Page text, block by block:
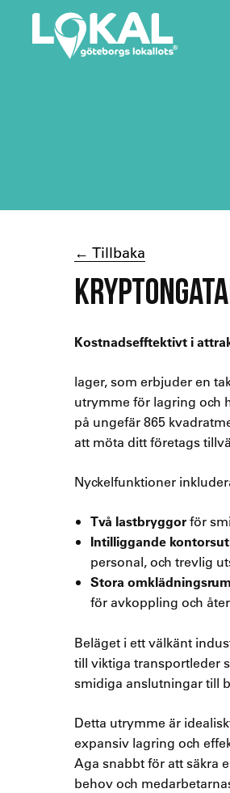
← Tillbaka
Kostnadsefftektivt i
lager, som erbjuder en
utrymme för lagring och
på ungefär 865
att möta ditt företags
Nyckelfunktioner
Två lastbryggorför
Intilliggande
personal, och trevlig
Stora
för avkoppling och
Beläget i ett välkänt
till viktiga transportleder
smidiga anslutningar till
Detta utrymme är
expansiv lagring och
Aga snabbt för att säkra
behov och